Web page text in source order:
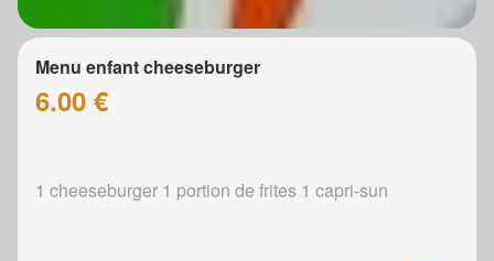
Menu enfant cheeseburger
6.00 €
1 cheeseburger 1 portion de frites 1 capri-sun